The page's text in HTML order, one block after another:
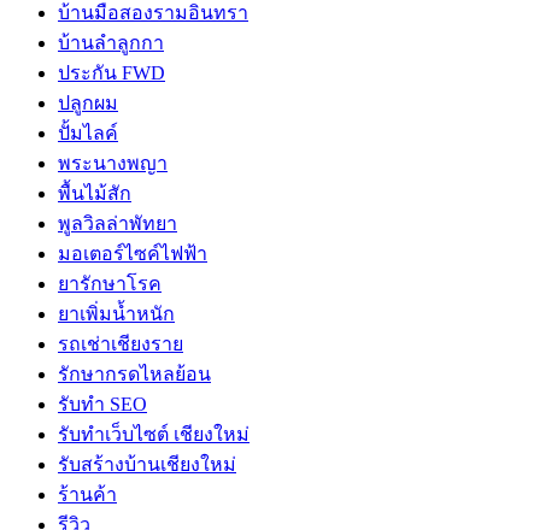
บ้านมือสองรามอินทรา
บ้านลำลูกกา
ประกัน FWD
ปลูกผม
ปั้มไลค์
พระนางพญา
พื้นไม้สัก
พูลวิลล่าพัทยา
มอเตอร์ไซค์ไฟฟ้า
ยารักษาโรค
ยาเพิ่มน้ำหนัก
รถเช่าเชียงราย
รักษากรดไหลย้อน
รับทำ SEO
รับทำเว็บไซต์ เชียงใหม่
รับสร้างบ้านเชียงใหม่
ร้านค้า
รีวิว